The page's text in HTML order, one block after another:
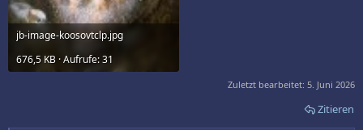
jb-image-koosovtclp.jpg
676,5 KB · Aufrufe: 31
Zuletzt bearbeitet: 5. Juni 2026
Zitieren